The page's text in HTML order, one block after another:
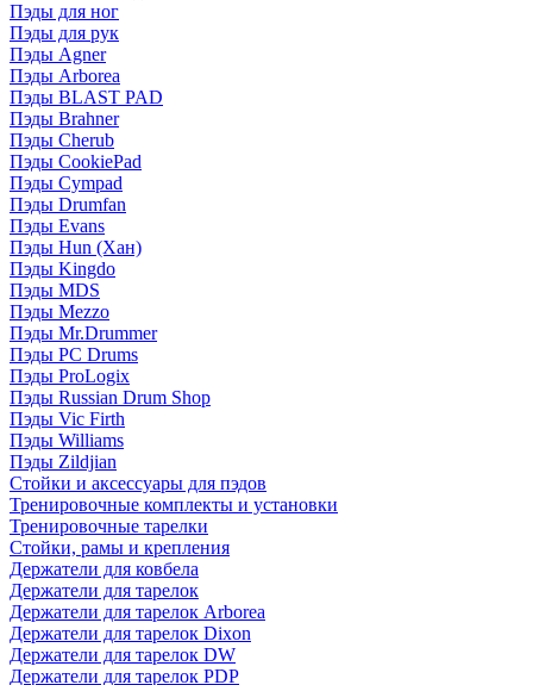
Пэды для ног
Пэды для рук
Пэды Agner
Пэды Arborea
Пэды BLAST PAD
Пэды Brahner
Пэды Cherub
Пэды CookiePad
Пэды Cympad
Пэды Drumfan
Пэды Evans
Пэды Hun (Хан)
Пэды Kingdo
Пэды MDS
Пэды Mezzo
Пэды Mr.Drummer
Пэды PC Drums
Пэды ProLogix
Пэды Russian Drum Shop
Пэды Vic Firth
Пэды Williams
Пэды Zildjian
Стойки и аксессуары для пэдов
Тренировочные комплекты и установки
Тренировочные тарелки
Стойки, рамы и крепления
Держатели для ковбела
Держатели для тарелок
Держатели для тарелок Arborea
Держатели для тарелок Dixon
Держатели для тарелок DW
Держатели для тарелок PDP